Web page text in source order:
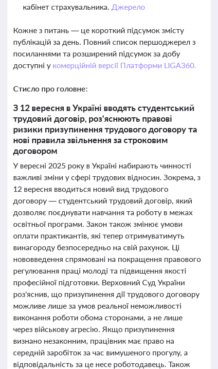
кабінет страхувальника. Джерело
Кожне з питань — це короткий підсумок змісту
публікацій за день. Повний список першоджерел з
посиланнями та розширений підсумок за добу
доступні у комерційній версії Платформи LIGA360.
Стисло про головне:
З 12 вересня в Україні вводять студентський
трудовий договір, роз'яснюють правові
ризики призупинення трудового договору та
нові правила звільнення за строковим
договором
У вересні 2025 року в Україні набирають чинності
важливі зміни у сфері трудових відносин. Зокрема, з
12 вересня вводиться новий вид трудового
договору — студентський трудовий договір, який
дозволяє поєднувати навчання та роботу в межах
освітньої програми. Закон також змінює умови
оплати практикантів, які тепер отримуватимуть
винагороду безпосередньо на свій рахунок. Ці
нововведення спрямовані на покращення правового
регулювання праці молоді та підвищення якості
професійної підготовки. Верховний Суд України
роз'яснив, що призупинення дії трудового договору
можливе лише за умов реальної неможливості
виконання роботи обома сторонами, а не лише
через військову агресію. Якщо призупинення
визнано незаконним, працівник має право на
середній заробіток за час вимушеного прогулу, а
відповідальність за це несе роботодавець. Також